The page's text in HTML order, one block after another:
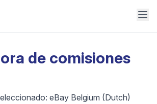
de comisiones
eBay Belgium (Dutch)